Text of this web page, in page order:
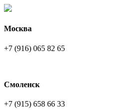
Москва
+7 (916) 065 82 65
Смоленск
+7 (915) 658 66 33